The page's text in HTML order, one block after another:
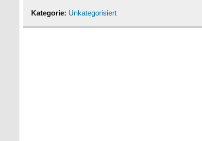
Kategorie: Unkategorisiert